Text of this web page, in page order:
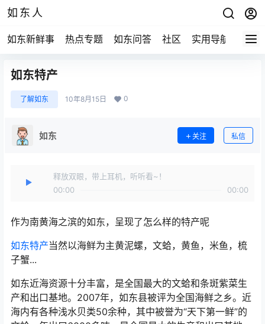
如东人
如东新鲜事 热点专题 如东问答 社区 实用导航 如东
如东特产
了解如东 10年8月15日 0
如东 关注 私信
释放双眼，带上耳机，听听看~！
00:00
00:00
作为南黄海之滨的如东，呈现了怎么样的特产呢
如东特产当然以海鲜为主黄泥螺，文蛤，黄鱼，米鱼，梳
子蟹...
如东近海资源十分丰富，是全国最大的文蛤和条斑紫菜生
产和出口基地。2007年，如东县被评为全国海鲜之乡。近
海内有各种浅水贝类50余种，其中被誉为“天下第一鲜”的